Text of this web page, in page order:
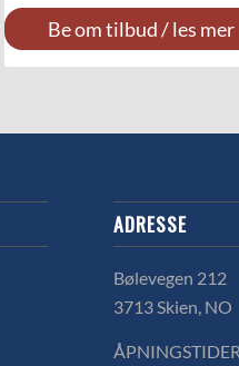
Be om tilbud / les mer
ADRESSE
Bølevegen 212
3713 Skien, NO
ÅPNINGSTIDER